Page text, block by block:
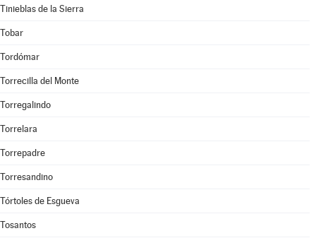
Tinieblas de la Sierra
Tobar
Tordómar
Torrecilla del Monte
Torregalindo
Torrelara
Torrepadre
Torresandino
Tórtoles de Esgueva
Tosantos